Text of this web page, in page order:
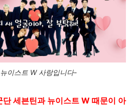
이스트 W 사랑입니다-
세븐틴과 뉴이스트 W 때문이 아